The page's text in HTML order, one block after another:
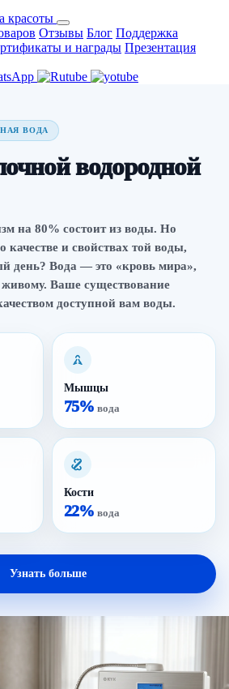
Отзывы Блог Поддержка
и награды Презентация
ВОДА
водородной
на 80% состоит из воды. Но
и свойствах той воды,
день? Вода — это «кровь мира»,
Ваше существование
доступной вам воды.
Мышцы
75% вода
Кости
22% вода
Узнать больше